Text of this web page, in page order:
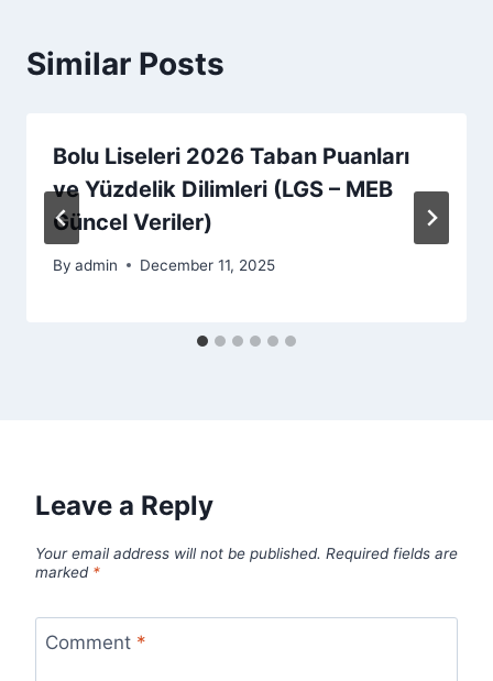
Similar Posts
Bolu Liseleri 2026 Taban Puanları
ve Yüzdelik Dilimleri (LGS – MEB
Güncel Veriler)
By admin December 11, 2025
Leave a Reply
Your email address will not be published. Required fields are
marked *
Comment *